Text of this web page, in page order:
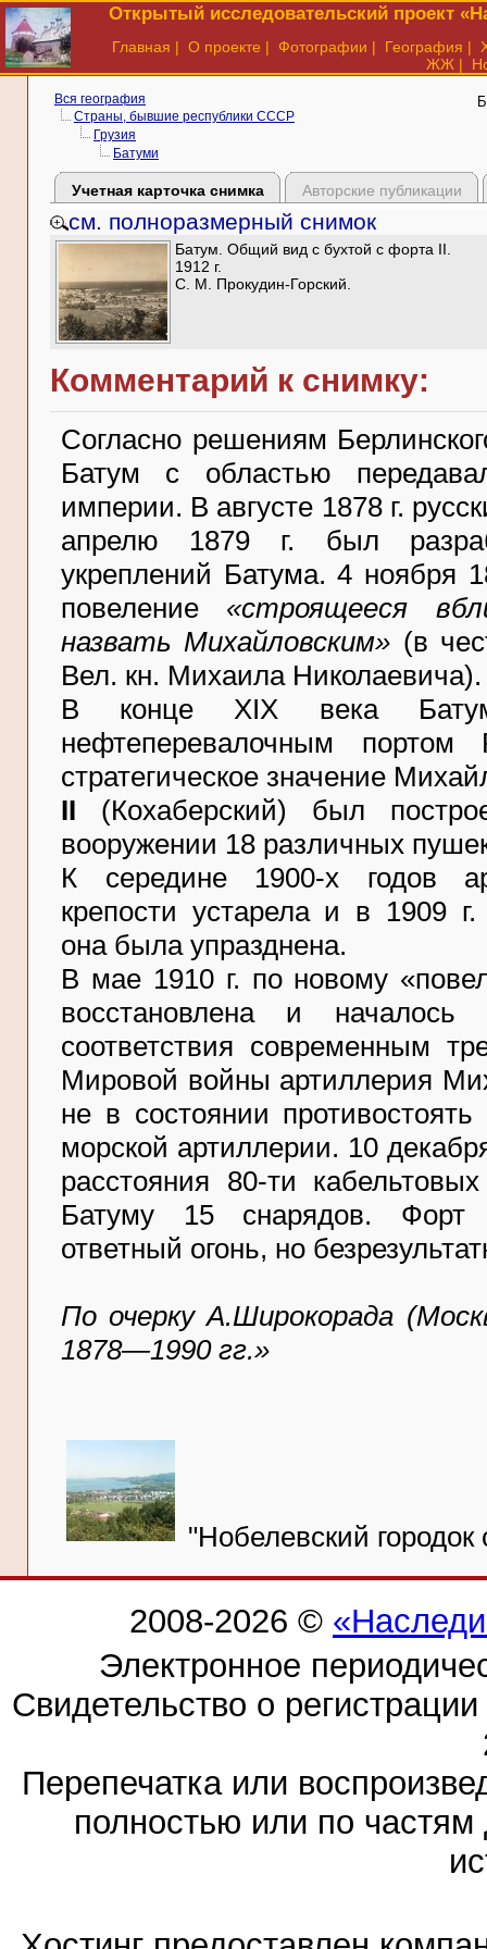
Открытый исследовательский проект
Главная | О проекте | Фотографии | География |
ЖЖ |
Вся география
Страны, бывшие республики СССР
Грузия
Батуми
Учетная карточка снимка Авторские публикации
см. полноразмерный снимок
Батум. Общий вид с бухтой с форта II.
1912 г.
С. М. Прокудин-Горский.
Комментарий к снимку:
Согласно решениям
Батум с областью
империи. В августе 1878 г.
апрелю 1879 г. был
укреплений Батума. 4 ноября
повеление «строящееся
назвать Михайловским» (в
Вел. кн. Михаила Николаевича).
В конце XIX века Батум
нефтеперевалочным портом
стратегическое значение
II (Кохаберский) был
вооружении 18 различных
К середине 1900-х годов
крепости устарела и в 1909
она была упразднена.
В мае 1910 г. по новому
восстановлена и началось
соответствия современным
Мировой войны артиллерия
не в состоянии
морской артиллерии. 10
расстояния 80-ти
Батуму 15 снарядов. Форт
ответный огонь, но
По очерку А.Широкорада
1878—1990 гг.»
"Нобелевский
2008-2026 ©
Электронное
Свидетельство о
Перепечатка или
полностью или по частям